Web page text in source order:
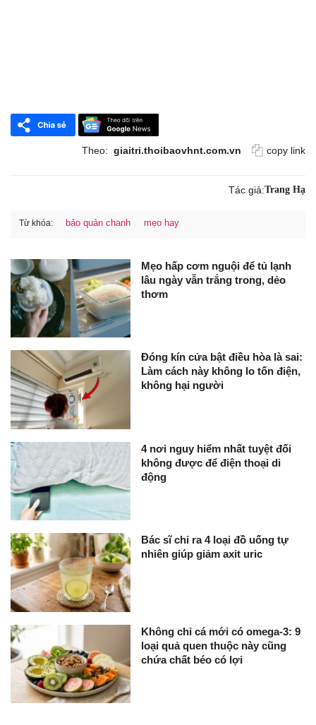
Theo: giaitri.thoibaovhnt.com.vn copy link
Tác giả:Trang Hạ
Từ khóa: bảo quản chanh mẹo hay
Mẹo hấp cơm nguội để tủ lạnh
lâu ngày vẫn trắng trong, dẻo
thơm
Đóng kín cửa bật điều hòa là sai:
Làm cách này không lo tốn điện,
không hại người
4 nơi nguy hiểm nhất tuyệt đối
không được để điện thoại di
động
Bác sĩ chỉ ra 4 loại đồ uống tự
nhiên giúp giảm axit uric
Không chỉ cá mới có omega-3: 9
loại quả quen thuộc này cũng
chứa chất béo có lợi